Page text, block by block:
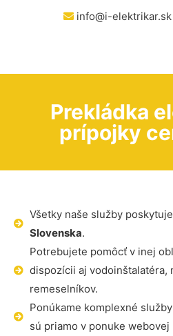
info@i-elektrikar.sk
Prekládka
prípojky
Všetky naše služby
Slovenska.
Potrebujete pomôcť v inej
dispozícii aj vodoinštalatéra,
remeselníkov.
Ponúkame komplexné
sú priamo v ponuke webovej